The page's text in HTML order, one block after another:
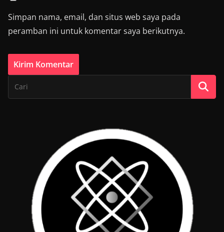
Simpan nama, email, dan situs web saya pada
peramban ini untuk komentar saya berikutnya.